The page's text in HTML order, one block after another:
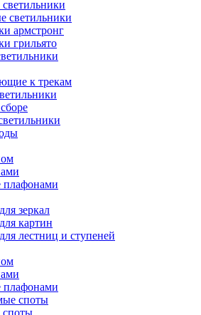
светильники
армстронг
грильято
к трекам
плафонами
зеркал
картин
лестниц и ступеней
плафонами
споты
споты